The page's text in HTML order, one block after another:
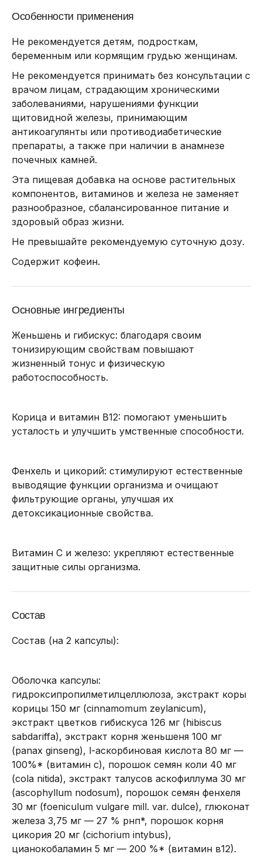
Особенности применения
Не рекомендуется детям, подросткам,
беременным или кормящим грудью женщинам.
Не рекомендуется принимать без консультации с
врачом лицам, страдающим хроническими
заболеваниями, нарушениями функции
щитовидной железы, принимающим
антикоагулянты или противодиабетические
препараты, а также при наличии в анамнезе
почечных камней.
Эта пищевая добавка на основе растительных
компонентов, витаминов и железа не заменяет
разнообразное, сбалансированное питание и
здоровый образ жизни.
Не превышайте рекомендуемую суточную дозу.
Содержит кофеин.
Основные ингредиенты
Женьшень и гибискус: благодаря своим
тонизирующим свойствам повышают
жизненный тонус и физическую
работоспособность.
Корица и витамин В12: помогают уменьшить
усталость и улучшить умственные способности.
Фенхель и цикорий: стимулируют естественные
выводящие функции организма и очищают
фильтрующие органы, улучшая их
детоксикационные свойства.
Витамин С и железо: укрепляют естественные
защитные силы организма.
Состав
Состав (на 2 капсулы):
Оболочка капсулы:
гидроксипропилметилцеллюлоза, экстракт коры
корицы 150 мг (cinnamomum zeylanicum),
экстракт цветков гибискуса 126 мг (hibiscus
sabdariffa), экстракт корня женьшеня 100 мг
(panax ginseng), l-аскорбиновая кислота 80 мг —
100%* (витамин с), порошок семян коли 40 мг
(cola nitida), экстракт талусов аскофиллума 30 мг
(ascophyllum nodosum), порошок семян фенхеля
30 мг (foeniculum vulgare mill. var. dulce), глюконат
железа 3,75 мг — 27 % рнп*, порошок корня
цикория 20 мг (cichorium intybus),
цианокобаламин 5 мг — 200 %* (витамин в12).